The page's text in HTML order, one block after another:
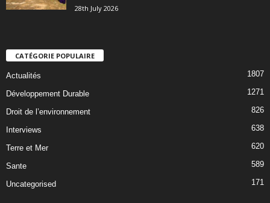
28th July 2026
CATÉGORIE POPULAIRE
Actualités 1807
Développement Durable 1271
Droit de l’environnement 826
Interviews 638
Terre et Mer 620
Sante 589
Uncategorised 171